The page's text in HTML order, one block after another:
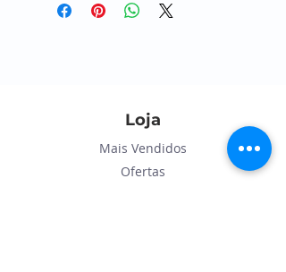
Loja
Mais Vendidos
Ofertas